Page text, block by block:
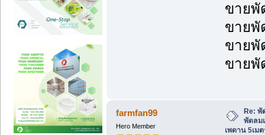
ขายพั
ขายพั
ขายพั
ขายพั
farmfan99
Hero Member
Re: พั
พัดลม
เพดาน 5เม